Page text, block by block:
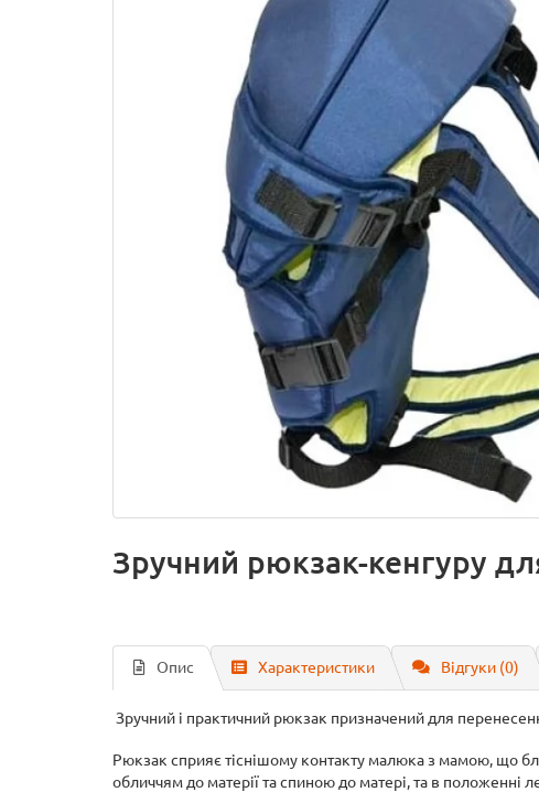
Зручний рюкзак-кенгуру
Опис Характеристики Відгуки (0)
Зручний і практичний рюкзак призначений для
Рюкзак сприяє тіснішому контакту малюка з мамою, що
обличчям до матерії та спиною до матері, та в положенні